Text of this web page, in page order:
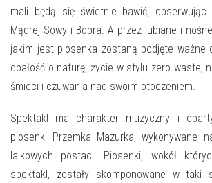
FOTO
E-INFORMATOR
O NAS
mali będą się świetnie bawić, obserwując
Mądrej Sowy i Bobra. A przez lubiane i
jakim jest piosenka zostaną podjęte ważne
dbałość o naturę, życie w stylu zero waste,
śmieci i czuwania nad swoim otoczeniem.
Spektakl ma charakter muzyczny i
piosenki Przemka Mazurka, wykonywane
lalkowych postaci! Piosenki, wokół
spektakl, zostały skomponowane w taki